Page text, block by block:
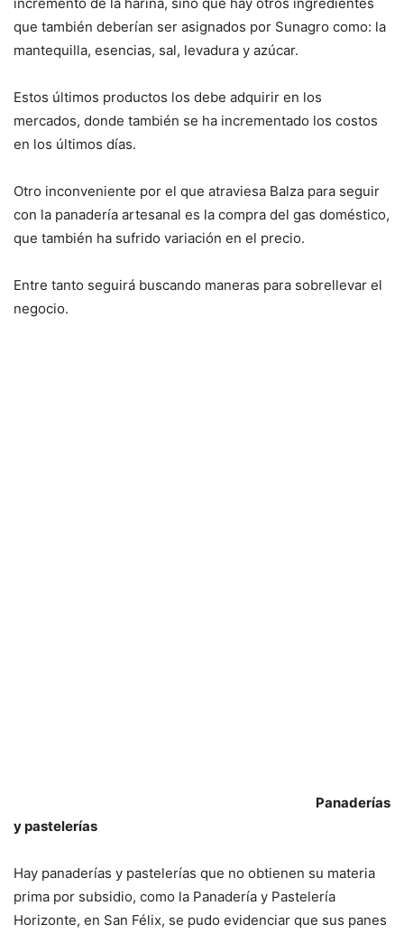
que también deberían ser asignados por Sunagro como: la
mantequilla, esencias, sal, levadura y azúcar.
Estos últimos productos los debe adquirir en los
mercados, donde también se ha incrementado los costos
en los últimos días.
Otro inconveniente por el que atraviesa Balza para seguir
con la panadería artesanal es la compra del gas doméstico,
que también ha sufrido variación en el precio.
Entre tanto seguirá buscando maneras para sobrellevar el
negocio.
Panaderías
y pastelerías
Hay panaderías y pastelerías que no obtienen su materia
prima por subsidio, como la Panadería y Pastelería
Horizonte, en San Félix, se pudo evidenciar que sus panes